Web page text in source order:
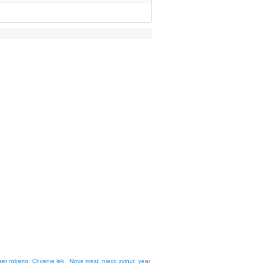
roberto Chvenie lek. Nove mest nieco zvinut year